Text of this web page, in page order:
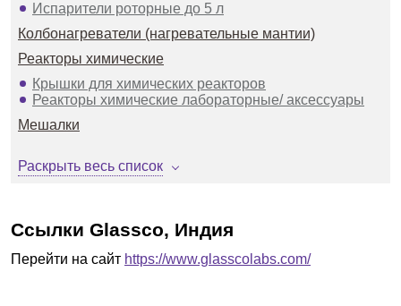
Испарители роторные до 5 л
Колбонагреватели (нагревательные мантии)
Реакторы химические
Крышки для химических реакторов
Реакторы химические лабораторные/ аксессуары
Мешалки
Мешалки магнитные без нагрева
Насосы (дозаторы) пипеточные электрические
Раскрыть весь список
Ссылки Glassco, Индия
Перейти на сайт https://www.glasscolabs.com/